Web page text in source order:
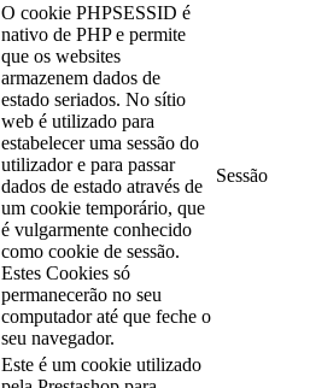
O cookie PHPSESSID é
nativo de PHP e permite
que os websites
armazenem dados de
estado seriados. No sítio
web é utilizado para
estabelecer uma sessão do
utilizador e para passar
dados de estado através de
um cookie temporário, que
é vulgarmente conhecido
como cookie de sessão.
Estes Cookies só
permanecerão no seu
computador até que feche o
seu navegador.
Sessão
Este é um cookie utilizado